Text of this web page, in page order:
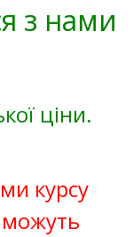
з нами
ціни.
курсу
можуть